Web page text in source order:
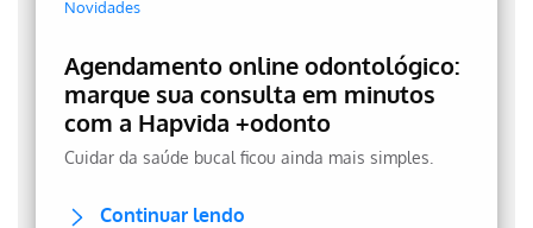
Novidades
Agendamento online odontológico:
marque sua consulta em minutos
com a Hapvida +odonto
Cuidar da saúde bucal ficou ainda mais simples.
Continuar lendo